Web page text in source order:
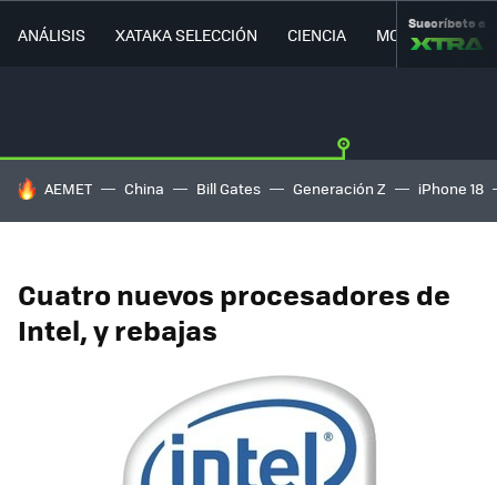
ANÁLISIS XATAKA SELECCIÓN CIENCIA MOVILIDAD
Suscríbete a
HOY SE HABLA DE
AEMET China Bill Gates Generación Z iPhone 18
Cuatro nuevos procesadores de
Intel, y rebajas